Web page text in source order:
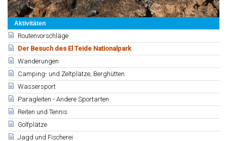
Aktivitäten
Routenvorschläge
Der Besuch des El Teide Nationalpark
Wanderungen
Camping- und Zeltplätze; Berghütten
Wassersport
Paragleiten - Andere Sportarten
Reiten und Tennis
Golfplätze
Jagd und Fischerei